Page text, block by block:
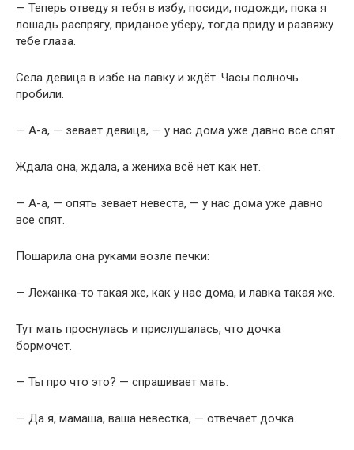
— Теперь отведу я тебя в избу, посиди, подожди, пока я
лошадь распрягу, приданое уберу, тогда приду и развяжу
тебе глаза.
Села девица в избе на лавку и ждёт. Часы полночь
пробили.
— А-а, — зевает девица, — у нас дома уже давно все спят.
Ждала она, ждала, а жениха всё нет как нет.
— А-а, — опять зевает невеста, — у нас дома уже давно
все спят.
Пошарила она руками возле печки:
— Лежанка-то такая же, как у нас дома, и лавка такая же.
Тут мать проснулась и прислушалась, что дочка
бормочет.
— Ты про что это? — спрашивает мать.
— Да я, мамаша, ваша невестка, — отвечает дочка.